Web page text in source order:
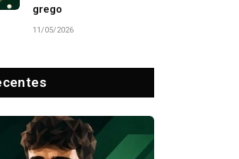
grego
11/05/2026